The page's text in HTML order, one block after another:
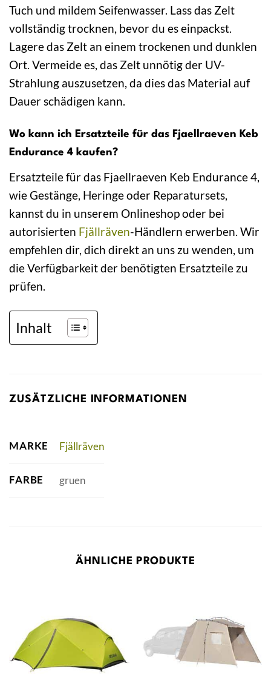
Tuch und mildem Seifenwasser. Lass das Zelt
vollständig trocknen, bevor du es einpackst.
Lagere das Zelt an einem trockenen und dunklen
Ort. Vermeide es, das Zelt unnötig der UV-
Strahlung auszusetzen, da dies das Material auf
Dauer schädigen kann.
Wo kann ich Ersatzteile für das Fjaellraeven Keb
Endurance 4 kaufen?
Ersatzteile für das Fjaellraeven Keb Endurance 4,
wie Gestänge, Heringe oder Reparatursets,
kannst du in unserem Onlineshop oder bei
autorisierten Fjällräven-Händlern erwerben. Wir
empfehlen dir, dich direkt an uns zu wenden, um
die Verfügbarkeit der benötigten Ersatzteile zu
prüfen.
Inhalt
ZUSÄTZLICHE INFORMATIONEN
MARKE Fjällräven
FARBE gruen
ÄHNLICHE PRODUKTE